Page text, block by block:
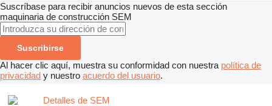
Suscríbase para recibir anuncios nuevos de esta sección
maquinaria de construcción SEM
Suscribirse
Al hacer clic aquí, muestra su conformidad con nuestra política de
privacidad y nuestro acuerdo del usuario.
Detalles de SEM